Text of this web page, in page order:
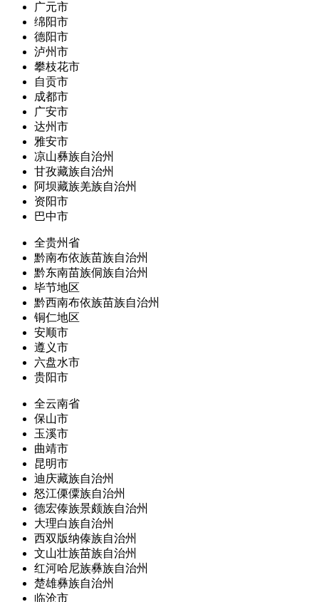
广元市
绵阳市
德阳市
泸州市
攀枝花市
自贡市
成都市
广安市
达州市
雅安市
凉山彝族自治州
甘孜藏族自治州
阿坝藏族羌族自治州
资阳市
巴中市
全贵州省
黔南布依族苗族自治州
黔东南苗族侗族自治州
毕节地区
黔西南布依族苗族自治州
铜仁地区
安顺市
遵义市
六盘水市
贵阳市
全云南省
保山市
玉溪市
曲靖市
昆明市
迪庆藏族自治州
怒江傈僳族自治州
德宏傣族景颇族自治州
大理白族自治州
西双版纳傣族自治州
文山壮族苗族自治州
红河哈尼族彝族自治州
楚雄彝族自治州
临沧市